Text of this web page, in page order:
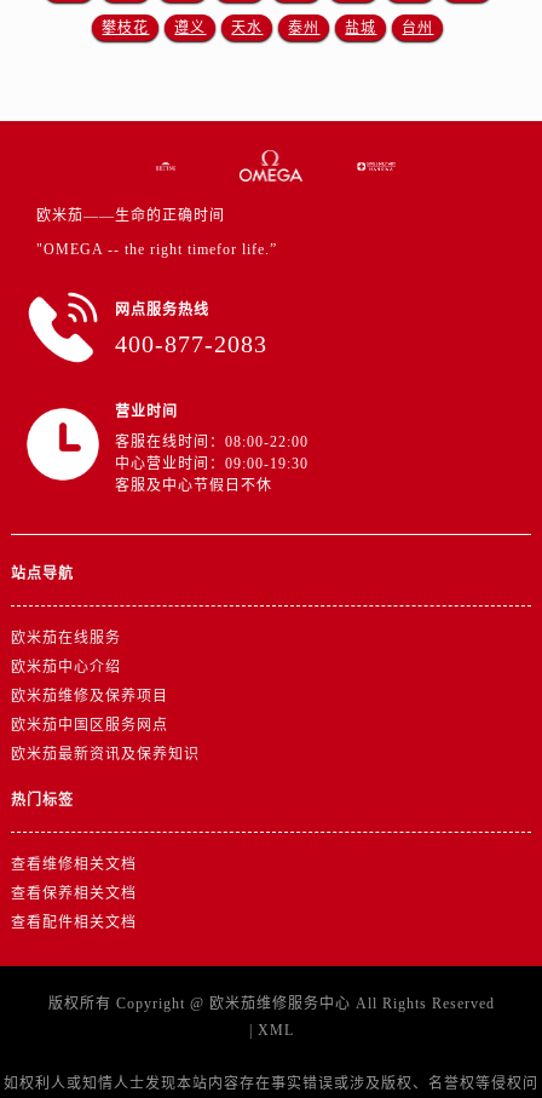
江西省宜春市袁州区中山中路欧米茄售后服务中心（需提前预约）
山东省枣庄市滕州市北辛路与善国路交叉口欧米茄售后服务中心（需提前预约）
浙江省宁波市江北区大闸南路500号来福士广场办公楼20层2009室欧米茄售后服务中心（需提前预约）
澳门特别行政区大堂区议事亭前地（新马路）欧米茄售后服务中心（需提前预约）
澳门特别行政区风顺堂区南湾大马路欧米茄售后服务中心（需提前预约）
澳门特别行政区花王堂区大三巴商圈欧米茄售后服务中心（需提前预约）
攀枝花 遵义 天水 泰州 盐城 台州
欧米茄——生命的正确时间
"OMEGA -- the right timefor life.”
网点服务热线
400-877-2083
营业时间
客服在线时间：08:00-22:00
中心营业时间：09:00-19:30
客服及中心节假日不休
站点导航
欧米茄在线服务
欧米茄中心介绍
欧米茄维修及保养项目
欧米茄中国区服务网点
欧米茄最新资讯及保养知识
热门标签
查看维修相关文档
查看保养相关文档
查看配件相关文档
版权所有 Copyright @ 欧米茄维修服务中心 All Rights Reserved
XML
如权利人或知情人士发现本站内容存在事实错误或涉及版权、名誉权等侵权问